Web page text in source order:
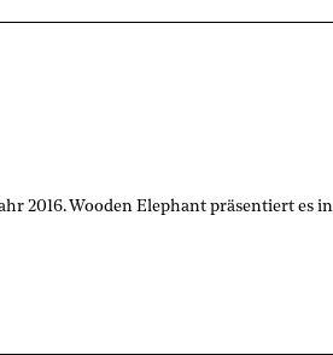
2016. Wooden Elephant präsentiert es in